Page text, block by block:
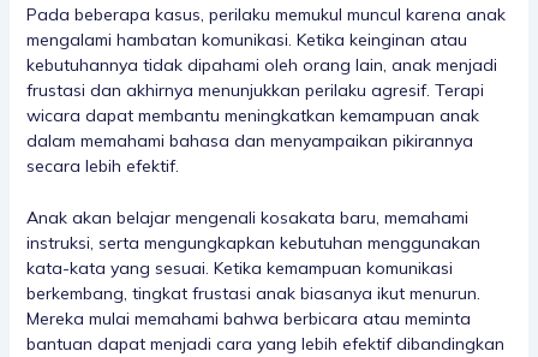
Pada beberapa kasus, perilaku memukul muncul karena anak
mengalami hambatan komunikasi. Ketika keinginan atau
kebutuhannya tidak dipahami oleh orang lain, anak menjadi
frustasi dan akhirnya menunjukkan perilaku agresif. Terapi
wicara dapat membantu meningkatkan kemampuan anak
dalam memahami bahasa dan menyampaikan pikirannya
secara lebih efektif.
Anak akan belajar mengenali kosakata baru, memahami
instruksi, serta mengungkapkan kebutuhan menggunakan
kata-kata yang sesuai. Ketika kemampuan komunikasi
berkembang, tingkat frustasi anak biasanya ikut menurun.
Mereka mulai memahami bahwa berbicara atau meminta
bantuan dapat menjadi cara yang lebih efektif dibandingkan